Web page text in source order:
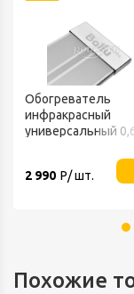
Обогреватель
инфракрасный
универсальный
2 990 Р/ шт.
Похожие